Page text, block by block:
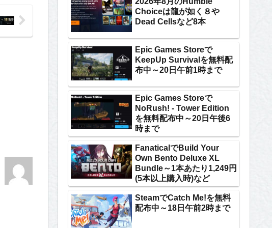
Choiceは龍が如く８や
Dead Cellsなど8本
Epic Games Storeで
KeepUp Survivalを無料配
布中～20日午前1時まで
Epic Games Storeで
NoRush! - Tower Edition
を無料配布中～20日午後6
時まで
FanaticalでBuild Your
Own Bento Deluxe XL
Bundle～1本あたり1,249円
(5本以上購入時)など
SteamでCatch Me!を無料
配布中～18日午前2時まで